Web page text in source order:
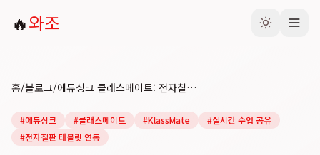
🔥와조
홈/블로그/ 에듀싱크 클래스메이트: 전자칠판과 태블릿을 잇는 실시간 수업 공유 혁명, 미래 교육의 표준을 제시하다
#에듀싱크 #클래스메이트 #KlassMate #실시간 수업 공유
#전자칠판 태블릿 연동